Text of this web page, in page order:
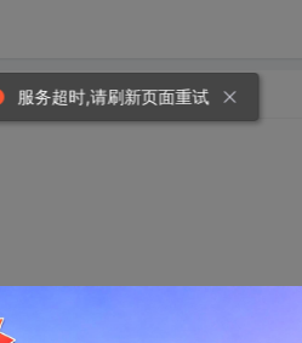
服务超时,请刷新页面重试